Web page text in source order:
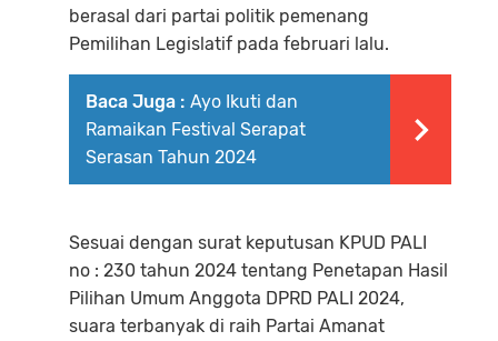
berasal dari partai politik pemenang
Pemilihan Legislatif pada februari lalu.
Baca Juga : Ayo Ikuti dan
Ramaikan Festival Serapat
Serasan Tahun 2024
Sesuai dengan surat keputusan KPUD PALI
no : 230 tahun 2024 tentang Penetapan Hasil
Pilihan Umum Anggota DPRD PALI 2024,
suara terbanyak di raih Partai Amanat